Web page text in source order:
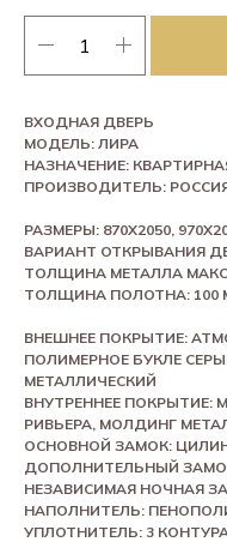
ВХОДНАЯ ДВЕРЬ
МОДЕЛЬ: ЛИРА
НАЗНАЧЕНИЕ:
ПРОИЗВОДИТЕЛЬ:
РАЗМЕРЫ: 870Х2050,
ВАРИАНТ ОТКРЫВАНИЯ
ТОЛЩИНА МЕТАЛЛА
ТОЛЩИНА ПОЛОТНА: 100
ВНЕШНЕЕ ПОКРЫТИЕ:
ПОЛИМЕРНОЕ БУКЛЕ
МЕТАЛЛИЧЕСКИЙ
ВНУТРЕННЕЕ ПОКРЫТИЕ:
РИВЬЕРА, МОЛДИНГ
ОСНОВНОЙ ЗАМОК:
ДОПОЛНИТЕЛЬНЫЙ
НЕЗАВИСИМАЯ НОЧНАЯ
НАПОЛНИТЕЛЬ:
УПЛОТНИТЕЛЬ: 3